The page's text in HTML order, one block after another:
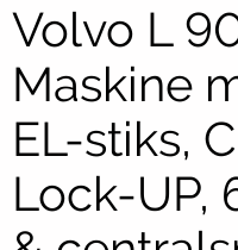
Volvo L
Maskine
EL-stiks,
Lock-UP,